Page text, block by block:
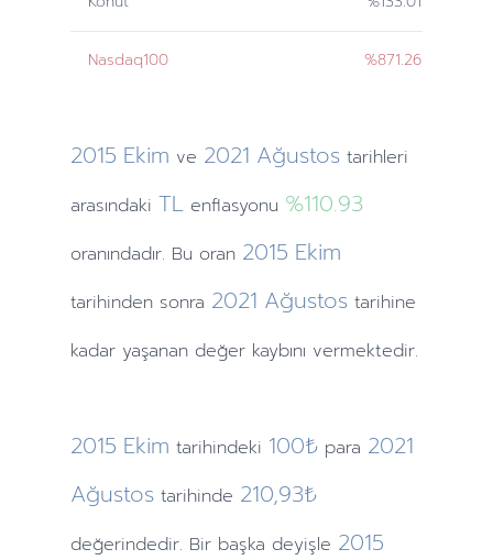
Nasdaq100 %871.26
2015 Ekim ve 2021 Ağustos tarihleri
arasındaki TLenflasyonu %110.93
oranındadır. Bu oran 2015 Ekim
tarihindensonra 2021 Ağustos tarihine
kadar yaşanan değer kaybını vermektedir.
2015 Ekim tarihindeki 100₺ para 2021
Ağustos tarihinde 210,93₺
değerindedir. Bir başka deyişle 2015